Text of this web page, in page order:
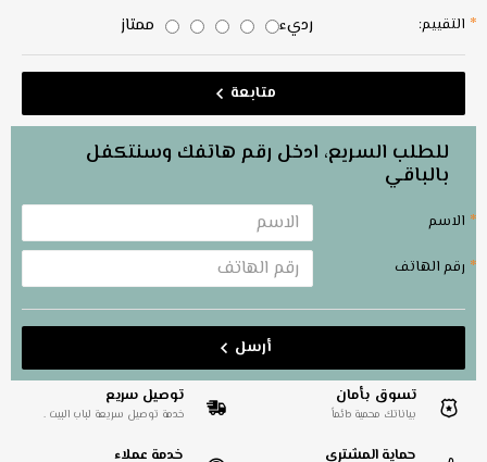
التقييم: رديء ممتاز
متابعة
للطلب السريع، ادخل رقم هاتفك وسنتكفل
بالباقي
الاسم
رقم الهاتف
أرسل
تسوق بأمان
بياناتك محمية دائماً
توصيل سريع
خدمة توصيل سريعة لباب البيت .
حماية المشتري خدمة عملاء